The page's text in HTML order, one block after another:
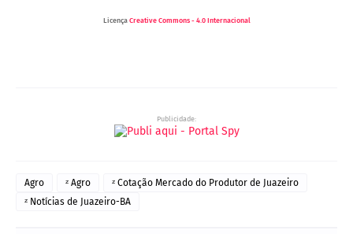
Licença Creative Commons - 4.0 Internacional
Publicidade:
Agro ᶻ Agro
ᶻ Cotação Mercado do Produtor de Juazeiro
ᶻ Notícias de Juazeiro-BA